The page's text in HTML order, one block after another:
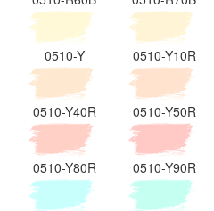
0510-Y 0510-Y10R
0510-Y40R 0510-Y50R
0510-Y80R 0510-Y90R